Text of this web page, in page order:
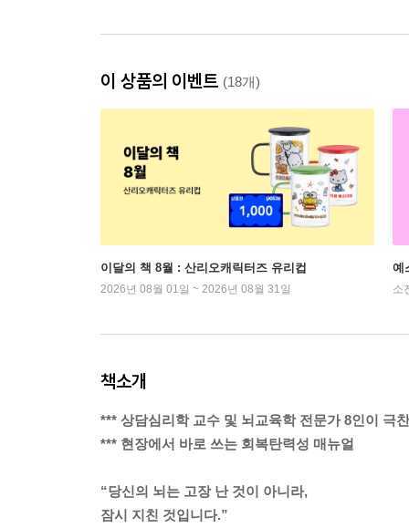
이 상품의 이벤트 (18개)
이달의 책 8월 : 산리오캐릭터즈 유리컵
2026년 08월 01일 ~ 2026년 08월 31일
예
소
책소개
*** 상담심리학 교수 및 뇌교육학 전문가 8인이 극
*** 현장에서 바로 쓰는 회복탄력성 매뉴얼
“당신의 뇌는 고장 난 것이 아니라,
잠시 지친 것입니다.”